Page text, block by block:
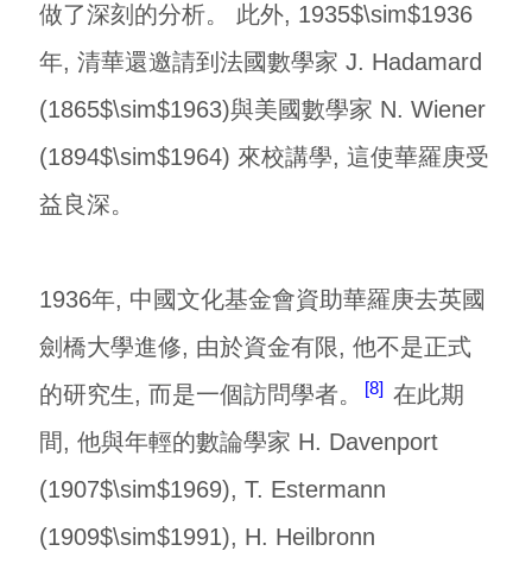
做了深刻的分析。 此外, 1935$\sim$1936
年, 清華還邀請到法國數學家 J. Hadamard
(1865$\sim$1963)與美國數學家 N. Wiener
(1894$\sim$1964) 來校講學, 這使華羅庚受
益良深。
1936年, 中國文化基金會資助華羅庚去英國
劍橋大學進修, 由於資金有限, 他不是正式
的研究生, 而是一個訪問學者。
8
在此期
間, 他與年輕的數論學家 H. Davenport
(1907$\sim$1969), T. Estermann
(1909$\sim$1991), H. Heilbronn